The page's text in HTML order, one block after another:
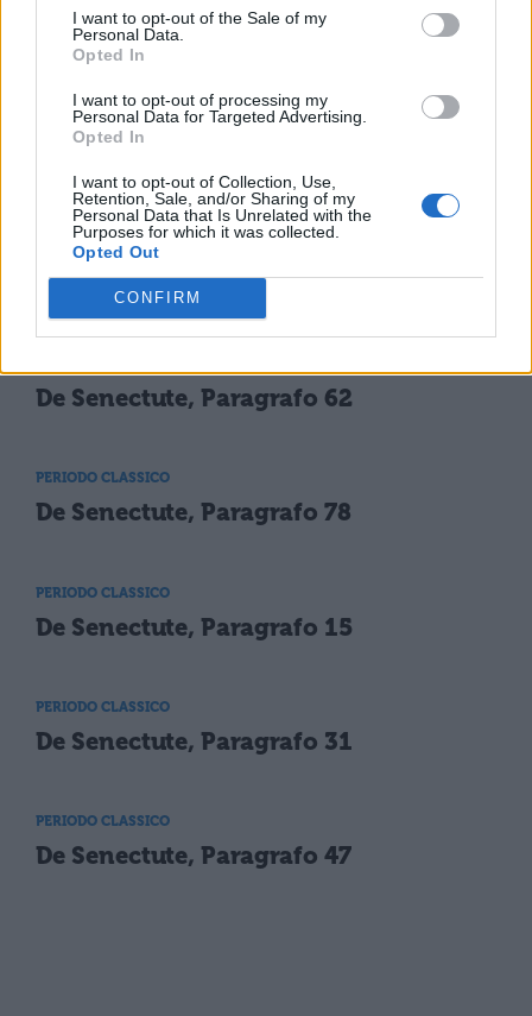
I want to opt-out of the Sale of my
Personal Data.
Opted In
I want to opt-out of processing my
Personal Data for Targeted Advertising.
Opted In
I want to opt-out of Collection, Use,
Retention, Sale, and/or Sharing of my
Personal Data that Is Unrelated with the
Purposes for which it was collected.
Opted Out
CONFIRM
PERIODO CLASSICO
De Senectute, Paragrafo 14
PERIODO CLASSICO
De Senectute, Paragrafo 30
PERIODO CLASSICO
De Senectute, Paragrafo 46
De Senectute, Paragrafo 62
PERIODO CLASSICO
De Senectute, Paragrafo 78
PERIODO CLASSICO
De Senectute, Paragrafo 15
PERIODO CLASSICO
De Senectute, Paragrafo 31
PERIODO CLASSICO
De Senectute, Paragrafo 47